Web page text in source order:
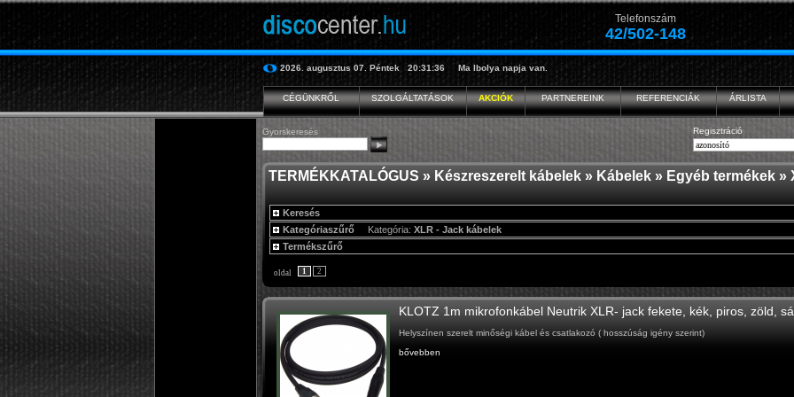
Telefonszám
42/502-148
2026. augusztus 07. Péntek20:31:36Ma Ibolya napja van.
CÉGÜNKRŐL SZOLGÁLTATÁSOK AKCIÓK PARTNEREINK REFERENCIÁK ÁRLISTA
Gyorskeresés Regisztráció
TERMÉKKATALÓGUS » Készreszerelt kábelek » Kábelek » Egyéb termékek »
Keresés
Kategóriaszűrő Kategória: XLR - Jack kábelek
Termékszűrő
oldal 1 2
KLOTZ 1m mikrofonkábel Neutrik XLR- jack fekete, kék, piros, zöld,
Helyszínen szerelt minőségi kábel és csatlakozó ( hosszúság igény szerint)
bővebben